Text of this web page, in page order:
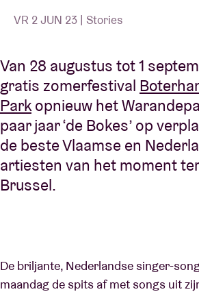
VR 2 JUN 23 | Stories
Van 28 augustus tot 1
gratis zomerfestival
Parkopnieuw het
paar jaar ‘de Bokes’ op
de beste Vlaamse en
artiesten van het moment
Brussel.
De briljante, Nederlandse singer-
maandag de spits af met songs uit